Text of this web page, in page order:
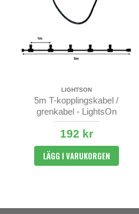
LIGHTSON
5m T-kopplingskabel /
grenkabel - LightsOn
192 kr
LÄGG I VARUKORGEN